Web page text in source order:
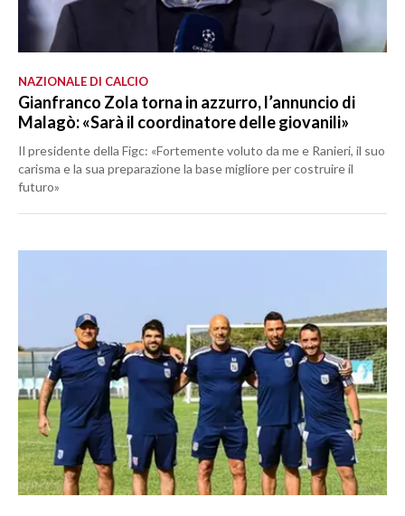
NAZIONALE DI CALCIO
Gianfranco Zola torna in azzurro, l’annuncio di
Malagò: «Sarà il coordinatore delle giovanili»
Il presidente della Figc: «Fortemente voluto da me e Ranieri, il suo
carisma e la sua preparazione la base migliore per costruire il
futuro»